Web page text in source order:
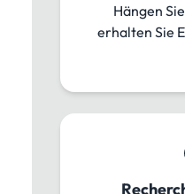
Hängen
erhalten Sie